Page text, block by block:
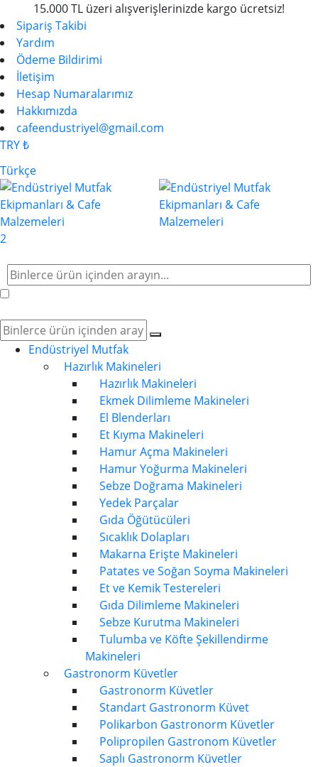
15.000 TL üzeri alışverişlerinizde kargo ücretsiz!
Sipariş Takibi
Yardım
Ödeme Bildirimi
İletişim
Hesap Numaralarımız
Hakkımızda
cafeendustriyel@gmail.com
TRY ₺
Türkçe
2
Endüstriyel Mutfak
Hazırlık Makineleri
Hazırlık Makineleri
Ekmek Dilimleme Makineleri
El Blenderları
Et Kıyma Makineleri
Hamur Açma Makineleri
Hamur Yoğurma Makineleri
Sebze Doğrama Makineleri
Yedek Parçalar
Gıda Öğütücüleri
Sıcaklık Dolapları
Makarna Erişte Makineleri
Patates ve Soğan Soyma Makineleri
Et ve Kemik Testereleri
Gıda Dilimleme Makineleri
Sebze Kurutma Makineleri
Tulumba ve Köfte Şekillendirme
Makineleri
Gastronorm Küvetler
Gastronorm Küvetler
Standart Gastronorm Küvet
Polikarbon Gastronorm Küvetler
Polipropilen Gastronom Küvetler
Saplı Gastronorm Küvetler